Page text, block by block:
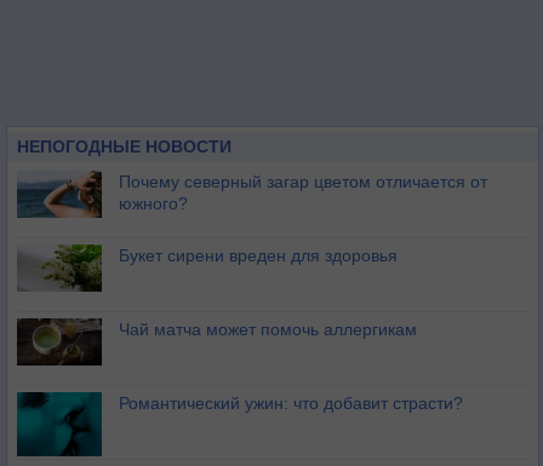
НЕПОГОДНЫЕ НОВОСТИ
Почему северный загар цветом отличается от
южного?
Букет сирени вреден для здоровья
Чай матча может помочь аллергикам
Романтический ужин: что добавит страсти?